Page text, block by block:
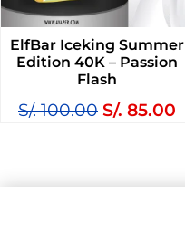
ElfBar Iceking Summer
Edition 40K – Passion
Flash
S/.100.00 S/. 85.00